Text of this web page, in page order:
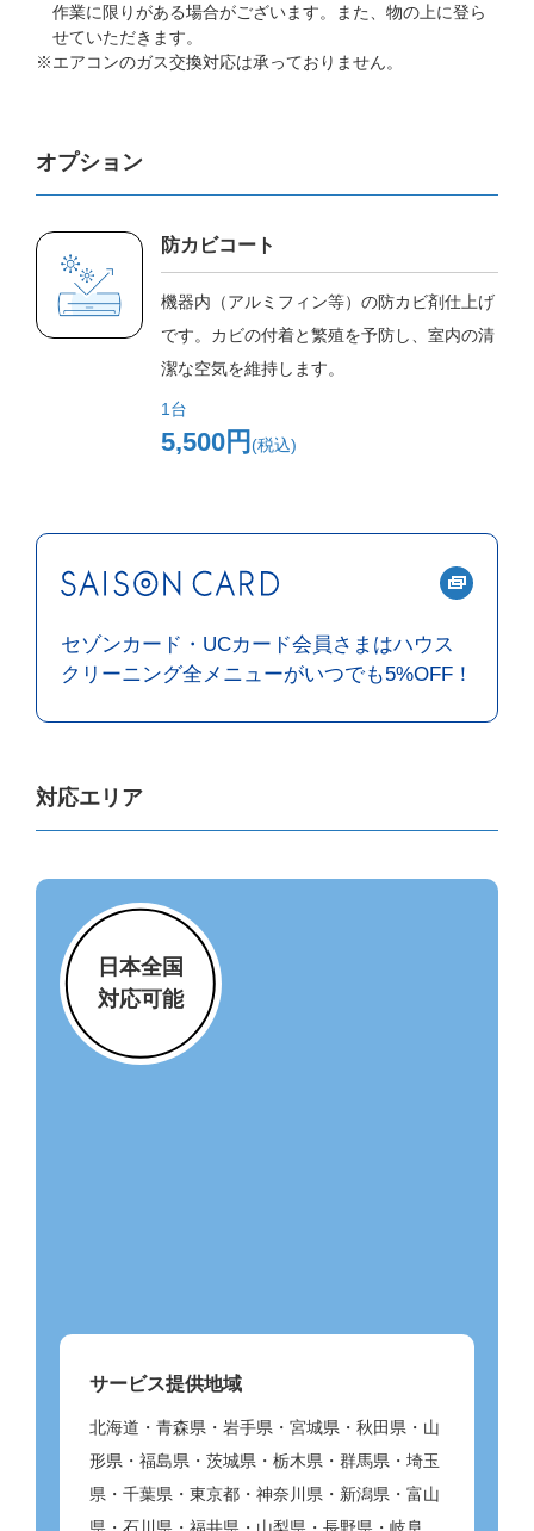
作業に限りがある場合がございます。また、物の上に登ら
せていただきます。
※エアコンのガス交換対応は承っておりません。
オプション
防カビコート
機器内（アルミフィン等）の防カビ剤仕上げ
です。カビの付着と繁殖を予防し、室内の清
潔な空気を維持します。
1台
5,500円 (税込)
セゾンカード・UCカード会員さまはハウス
クリーニング全メニューがいつでも5%OFF！
対応エリア
日本全国
対応可能
サービス提供地域
北海道・青森県・岩手県・宮城県・秋田県・山
形県・福島県・茨城県・栃木県・群馬県・埼玉
県・千葉県・東京都・神奈川県・新潟県・富山